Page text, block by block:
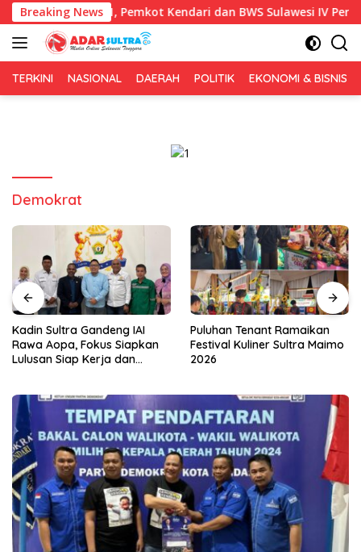
Langsung
ke
konten
Breaking News
RI ke-81, Pemkot Kendari dan BWS Sulawesi IV Perkuat
TERKINI NASIONAL DAERAH POLITIK EKONOMI & BISNIS
Demokrat
Kadin Sultra Gandeng IAI
Rawa Aopa, Fokus Siapkan
Lulusan Siap Kerja dan
Puluhan Tenant Ramaikan
Festival Kuliner Sultra Maimo
2026